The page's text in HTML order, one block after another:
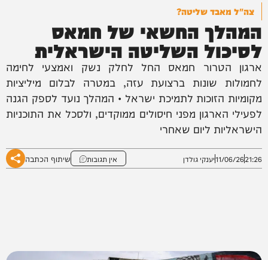
צה"ל מאבד שליטה?
המהלך החשאי של חמאס
לסיכול השליטה הישראלית
ארגון הטרור חמאס החל לחלק נשק ואמצעי לחימה
לחמולות שונות ברצועת עזה, במטרה לבלום מיליציות
מקומיות הזוכות לתמיכת ישראל • המהלך נועד לספק הגנה
לפעילי הארגון מפני חיסולים ממוקדים, ולסכל את התוכניות
הישראליות ליום שאחרי
21:26
11/06/26יענקי גולדן אין תגובות שיתוף הכתבה